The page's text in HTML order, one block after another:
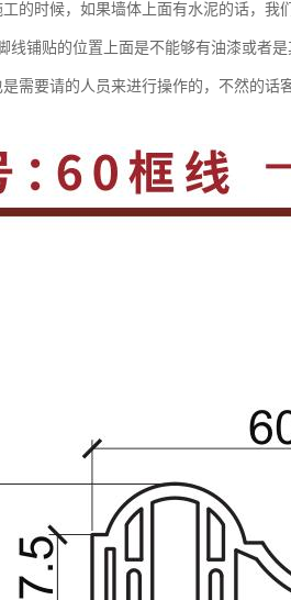
的时候，如果墙体上面有水泥的话，
线铺贴的位置上面是不能够有油漆或者
需要请的人员来进行操作的，不然的